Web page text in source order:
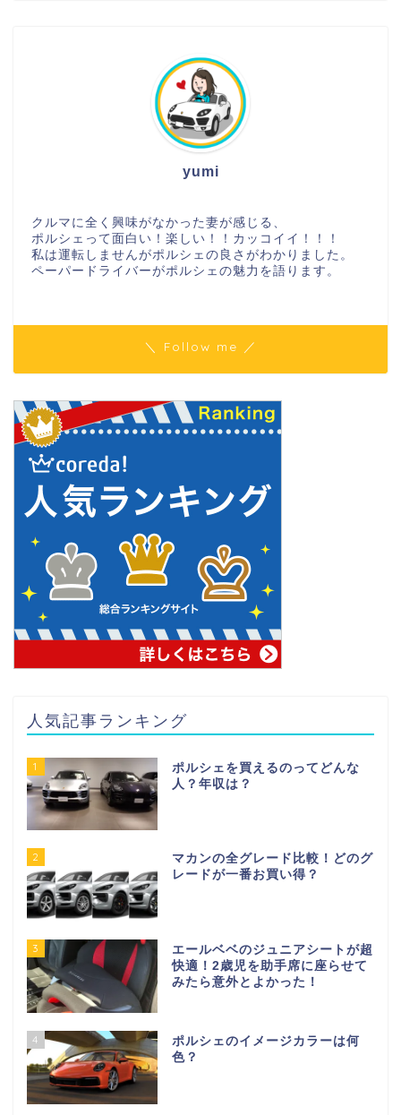
yumi
クルマに全く興味がなかった妻が感じる、
ポルシェって面白い！楽しい！！カッコイイ！！！
私は運転しませんがポルシェの良さがわかりました。
ペーパードライバーがポルシェの魅力を語ります。
＼ Follow me ／
人気記事ランキング
1
ポルシェを買えるのってどんな
人？年収は？
2
マカンの全グレード比較！どのグ
レードが一番お買い得？
3
エールベベのジュニアシートが超
快適！2歳児を助手席に座らせて
みたら意外とよかった！
4
ポルシェのイメージカラーは何
色？